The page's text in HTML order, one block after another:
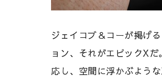
ジェイコブ＆コーが掲げ
ョン、それがエピックX
応し、空間に浮かぶよう